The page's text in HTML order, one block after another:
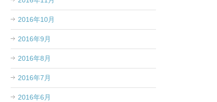
2016年10月
2016年9月
2016年8月
2016年7月
2016年6月